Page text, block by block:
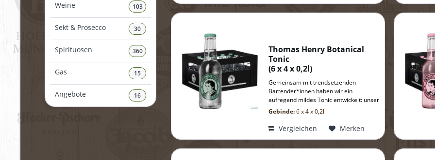
Weine 103
Sekt & Prosecco 30
Spirituosen 360
Gas 15
Angebote 16
Thomas Henry Botanical
Tonic
(6 x 4 x 0,2l)
Gemeinsam mit trendsetzenden
Bartender*innen haben wir ein
aufregend mildes Tonic entwickelt: unser
Botanical Tonic.
Gebinde:6 x 4 x 0,2l
Vergleichen Merken